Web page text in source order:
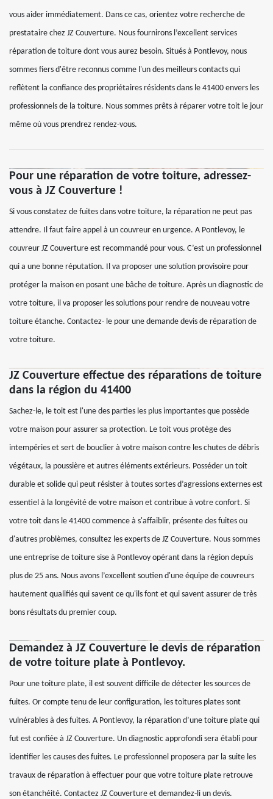
vous aider immédiatement. Dans ce cas, orientez votre recherche de
prestataire chez JZ Couverture. Nous fournirons l’excellent services
réparation de toiture dont vous aurez besoin. Situés à Pontlevoy, nous
sommes fiers d'être reconnus comme l'un des meilleurs contacts qui
reflètent la confiance des propriétaires résidents dans le 41400 envers les
professionnels de la toiture. Nous sommes prêts à réparer votre toit le jour
même où vous prendrez rendez-vous.
Pour une réparation de votre toiture, adressez-
vous à JZ Couverture !
Si vous constatez de fuites dans votre toiture, la réparation ne peut pas
attendre. Il faut faire appel à un couvreur en urgence. A Pontlevoy, le
couvreur JZ Couverture est recommandé pour vous. C’est un professionnel
qui a une bonne réputation. Il va proposer une solution provisoire pour
protéger la maison en posant une bâche de toiture. Après un diagnostic de
votre toiture, il va proposer les solutions pour rendre de nouveau votre
toiture étanche. Contactez- le pour une demande devis de réparation de
votre toiture.
JZ Couverture effectue des réparations de toiture
dans la région du 41400
Sachez-le, le toit est l'une des parties les plus importantes que possède
votre maison pour assurer sa protection. Le toit vous protège des
intempéries et sert de bouclier à votre maison contre les chutes de débris
végétaux, la poussière et autres éléments extérieurs. Posséder un toit
durable et solide qui peut résister à toutes sortes d’agressions externes est
essentiel à la longévité de votre maison et contribue à votre confort. Si
votre toit dans le 41400 commence à s'affaiblir, présente des fuites ou
d'autres problèmes, consultez les experts de JZ Couverture. Nous sommes
une entreprise de toiture sise à Pontlevoy opérant dans la région depuis
plus de 25 ans. Nous avons l’excellent soutien d'une équipe de couvreurs
hautement qualifiés qui savent ce qu'ils font et qui savent assurer de très
bons résultats du premier coup.
Demandez à JZ Couverture le devis de réparation
de votre toiture plate à Pontlevoy.
Pour une toiture plate, il est souvent difficile de détecter les sources de
fuites. Or compte tenu de leur configuration, les toitures plates sont
vulnérables à des fuites. A Pontlevoy, la réparation d’une toiture plate qui
fut est confiée à JZ Couverture. Un diagnostic approfondi sera établi pour
identifier les causes des fuites. Le professionnel proposera par la suite les
travaux de réparation à effectuer pour que votre toiture plate retrouve
son étanchéité. Contactez JZ Couverture et demandez-li un devis.